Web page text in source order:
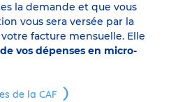
la demande et que vous
vous sera versée par la
facture mensuelle. Elle
de vos dépenses en micro-
de la CAF